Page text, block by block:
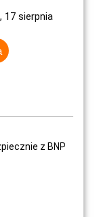
17 sierpnia
z BNP